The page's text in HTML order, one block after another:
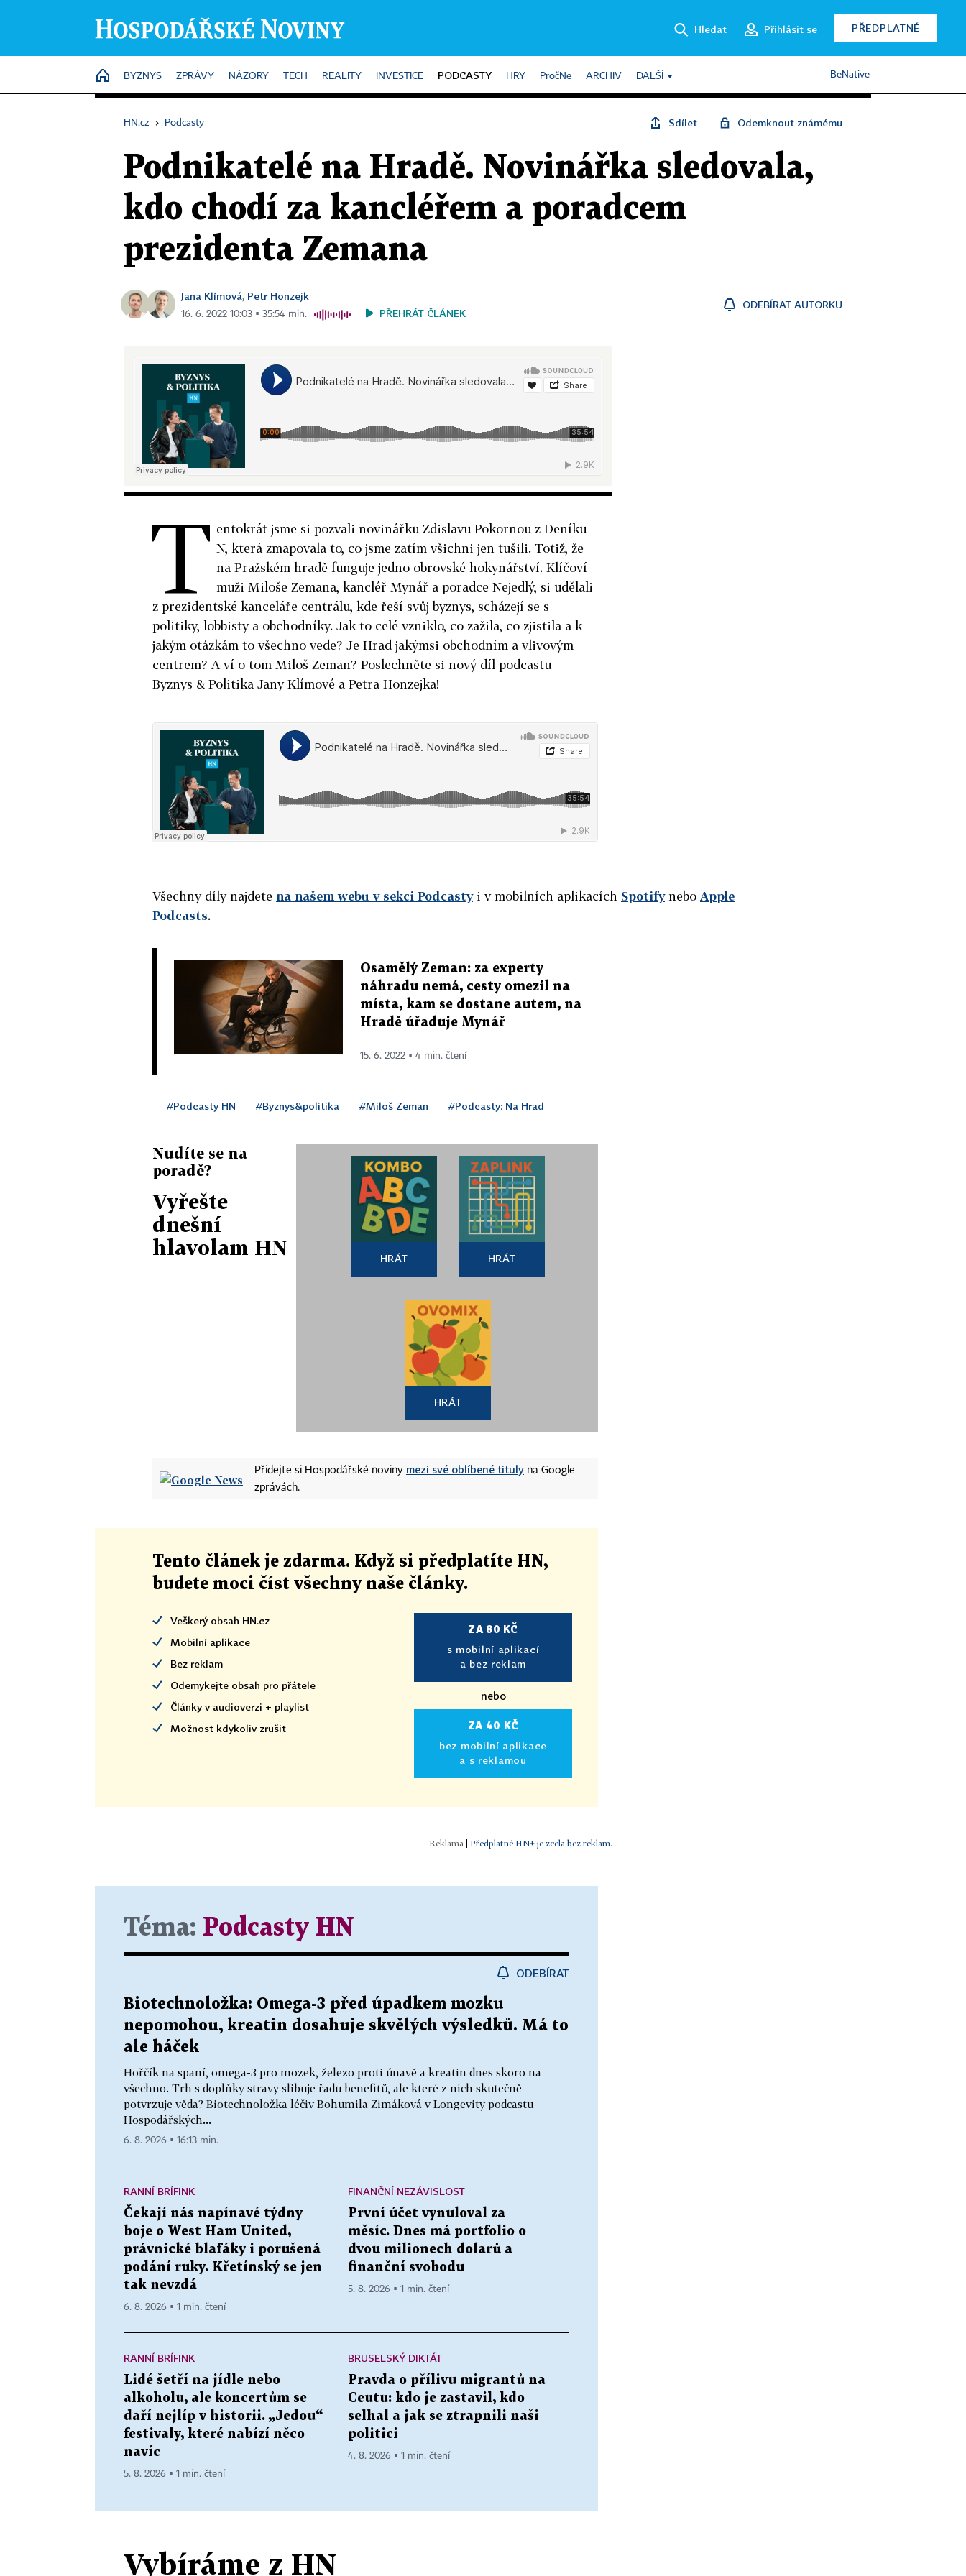
Hledat Přihlásit se PŘEDPLATNÉ
HOME
BYZNYS ZPRÁVY NÁZORY TECH REALITY INVESTICE PODCASTY HRY PročNe ARCHIV DALŠÍ BeNative
HN.cz › Podcasty Sdílet Odemknout známému
Podnikatelé na Hradě. Novinářka sledovala,
kdo chodí za kancléřem a poradcem
prezidenta Zemana
Jana Klímová, Petr Honzejk
16. 6. 2022 10:03 ▪ 35:54 min. PŘEHRÁT ČLÁNEK
ODEBÍRAT AUTORKU
T entokrát jsme si pozvali novinářku Zdislavu Pokornou z Deníku
N, která zmapovala to, co jsme zatím všichni jen tušili. Totiž, že
na Pražském hradě funguje jedno obrovské hokynářství. Klíčoví
muži Miloše Zemana, kancléř Mynář a poradce Nejedlý, si udělali
z prezidentské kanceláře centrálu, kde řeší svůj byznys, scházejí se s
politiky, lobbisty a obchodníky. Jak to celé vzniklo, co zažila, co zjistila a k
jakým otázkám to všechno vede? Je Hrad jakýmsi obchodním a vlivovým
centrem? A ví o tom Miloš Zeman? Poslechněte si nový díl podcastu
Byznys & Politika Jany Klímové a Petra Honzejka!
Všechny díly najdete na našem webu v sekci Podcastyi v mobilních aplikacích Spotifynebo Apple
Podcasts.
Osamělý Zeman: za experty
náhradu nemá, cesty omezil na
místa, kam se dostane autem, na
Hradě úřaduje Mynář
15. 6. 2022 ▪ 4 min. čtení
#Podcasty HN #Byznys&politika #Miloš Zeman #Podcasty: Na Hrad
Nudíte se na
poradě?
Vyřešte
dnešní
hlavolam HN
HRÁT HRÁT
HRÁT
Přidejte si Hospodářské noviny mezi své oblíbené tituly na Google
zprávách.
Tento článek je zdarma. Když si předplatíte HN,
budete moci číst všechny naše články.
Veškerý obsah HN.cz
Mobilní aplikace
Bez reklam
Odemykejte obsah pro přátele
Články v audioverzi + playlist
Možnost kdykoliv zrušit
ZA 80 KČ
s mobilní aplikací
a bez reklam
nebo
ZA 40 KČ
bez mobilní aplikace
a s reklamou
Předplatné HN+ je zcela bez reklam.
Téma: Podcasty HN
ODEBÍRAT
Biotechnoložka: Omega-3 před úpadkem mozku
nepomohou, kreatin dosahuje skvělých výsledků. Má to
ale háček
Hořčík na spaní, omega-3 pro mozek, železo proti únavě a kreatin dnes skoro na
všechno. Trh s doplňky stravy slibuje řadu benefitů, ale které z nich skutečně
potvrzuje věda? Biotechnoložka léčiv Bohumila Zimáková v Longevity podcastu
Hospodářských...
6. 8. 2026 ▪ 16:13 min.
RANNÍ BRÍFINK
Čekají nás napínavé týdny
boje o West Ham United,
právnické blafáky i porušená
podání ruky. Křetínský se jen
tak nevzdá
6. 8. 2026 ▪ 1 min. čtení
FINANČNÍ NEZÁVISLOST
První účet vynuloval za
měsíc. Dnes má portfolio o
dvou milionech dolarů a
finanční svobodu
5. 8. 2026 ▪ 1 min. čtení
RANNÍ BRÍFINK
Lidé šetří na jídle nebo
alkoholu, ale koncertům se
daří nejlíp v historii. „Jedou“
festivaly, které nabízí něco
navíc
5. 8. 2026 ▪ 1 min. čtení
BRUSELSKÝ DIKTÁT
Pravda o přílivu migrantů na
Ceutu: kdo je zastavil, kdo
selhal a jak se ztrapnili naši
politici
4. 8. 2026 ▪ 1 min. čtení
Vybíráme z HN